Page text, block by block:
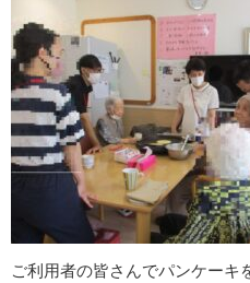
ご利用者の皆さんでパンケーキ